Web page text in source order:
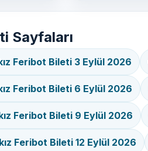
Sayfaları
Feribot Bileti 3 Eylül 2026
Feribot Bileti 6 Eylül 2026
Feribot Bileti 9 Eylül 2026
Feribot Bileti 12 Eylül 2026